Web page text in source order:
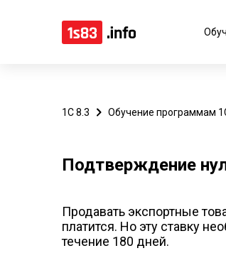
1С 8.3 Обучение программам
Подтверждение
Продавать экспортные
платится. Но эту ставку
течение 180 дней.